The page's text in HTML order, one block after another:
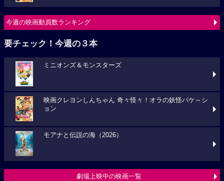
今週の映画動員数ランキング
要チェック！今週の３本
ミニオンズ＆モンスターズ
映画クレヨンしんちゃん 奇々怪々！オラの妖怪バケ～シ
ョン
モアナと伝説の海（2026）
劇場上映中の映画一覧